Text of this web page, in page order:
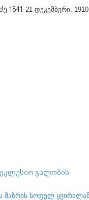
1841-21 დეკემბერი, 1910
გალობის
მაზრის სოფელ